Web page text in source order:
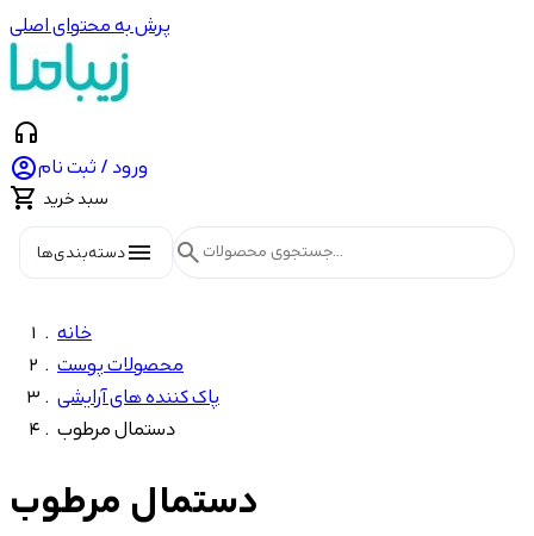
پرش به محتوای اصلی
headphones
ورود / ثبت نام
 سبد خرید
menuدسته‌بندی‌ها search
خانه
محصولات پوست
پاک کننده های آرایشی
دستمال مرطوب
دستمال مرطوب